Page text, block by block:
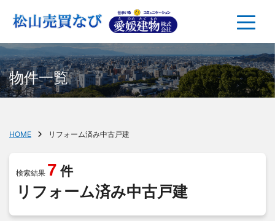
物件一覧
HOME リフォーム済み中古戸建
検索結果 7 件
リフォーム済み中古戸建